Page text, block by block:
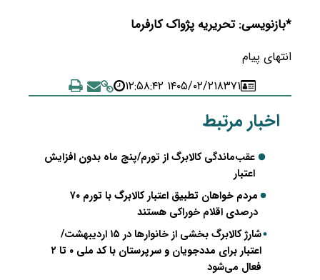
*بازنویسی: تحریریه پژواک کارفرما
انتهای پیام
۸۳۷۱۱۴۰۵/۰۲/۲۱ ۱۲:۵۸:۴۲
اخبار مرتبط
عقب‌ماندگی کالابرگ از تورم/پنج ماه بدون افزایش
اعتبار
مردم خواهان تطبیق اعتبار کالابرگ با تورم ۷۰
درصدی اقلام خوراکی هستند
شارژ کالابرگ بخشی از خانوارها در ۱۵ اردیبهشت/
اعتبار برای مددجویان و سرپرستان با کد ملی ۰ تا ۲
فعال می‌شود